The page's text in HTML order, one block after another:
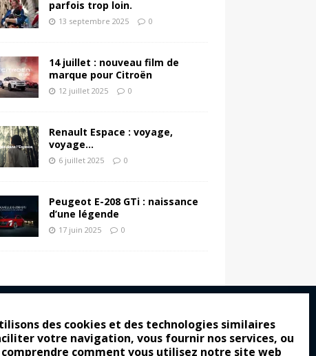
des cookies et des technologies similaires
votre navigation, vous fournir nos services, ou
comprendre comment vous utilisez notre site web
parfois trop loin.
13 septembre 2025 0
14 juillet : nouveau film de
marque pour Citroën
12 juillet 2025 0
Renault Espace : voyage,
voyage…
6 juillet 2025 0
Peugeot E-208 GTi : naissance
d’une légende
17 juin 2025 0
: pour les gens vrais